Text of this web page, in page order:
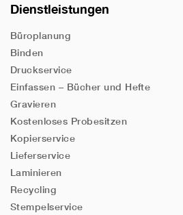
Dienstleistungen
Büroplanung
Binden
Druckservice
Einfassen – Bücher und Hefte
Gravieren
Kostenloses Probesitzen
Kopierservice
Lieferservice
Laminieren
Recycling
Stempelservice